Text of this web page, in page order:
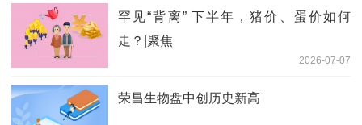
罕见“背离” 下半年，猪价、蛋价如何
走？|聚焦
2026-07-07
荣昌生物盘中创历史新高